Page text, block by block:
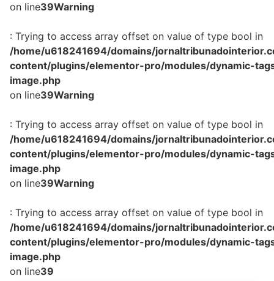
on line39Warning
: Trying to access array offset on value of type bool in
/home/u618241694/domains/
content/plugins/elementor-pro/modules/dynamic-
image.php
on line39Warning
: Trying to access array offset on value of type bool in
/home/u618241694/domains/
content/plugins/elementor-pro/modules/dynamic-
image.php
on line39Warning
: Trying to access array offset on value of type bool in
/home/u618241694/domains/
content/plugins/elementor-pro/modules/dynamic-
image.php
on line39